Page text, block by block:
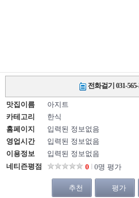
전화걸기 031-565-
맛집이름
아지트
카테고리
한식
홈페이지
입력된 정보없음
영업시간
입력된 정보없음
이용정보
입력된 정보없음
네티즌평점
0 0명 평가
추천 평가